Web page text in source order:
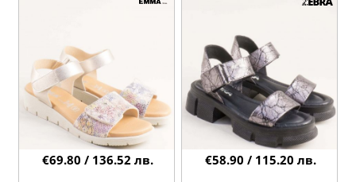
€69.80 / 136.52 лв. €58.90 / 115.20 лв.